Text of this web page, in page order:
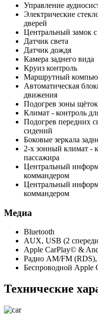
Управление
Электрические
дверей
Центральный замок
Датчик света
Датчик дождя
Камера заднего вида
Круиз контроль
Маршрутный
Автоматическая
движения
Подогрев зоны щёток
Климат - контроль
Подогрев передних
сидений
Боковые зеркала
2-х зонный климат -
пассажира
Центральный
коммандером
Центральный
коммандером
Медиа
Bluetooth
AUX, USB (2
Apple CarPlay© &
Радио AM/FM
Беспроводной Apple
Технические